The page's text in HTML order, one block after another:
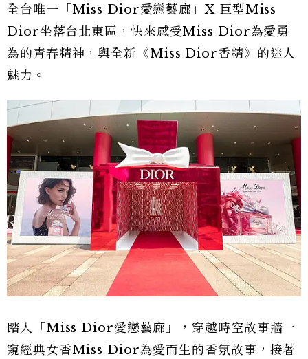
全台唯一「Miss Dior愛戀藝廊」X 巨型Miss
Dior坐落台北東區，快來感受Miss Dior為愛勇
為的青春精神，與全新《Miss Dior香精》的迷人
魅力。
踏入「Miss Dior愛戀藝廊」，穿越時空故事牆一
窺經典女香Miss Dior為愛而生的香氛故事，接著